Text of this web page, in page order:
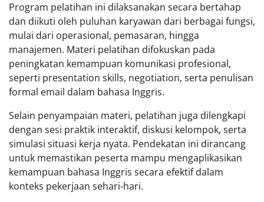
Program pelatihan ini dilaksanakan secara bertahap
dan diikuti oleh puluhan karyawan dari berbagai fungsi,
mulai dari operasional, pemasaran, hingga
manajemen. Materi pelatihan difokuskan pada
peningkatan kemampuan komunikasi profesional,
seperti presentation skills, negotiation, serta penulisan
formal email dalam bahasa Inggris.
Selain penyampaian materi, pelatihan juga dilengkapi
dengan sesi praktik interaktif, diskusi kelompok, serta
simulasi situasi kerja nyata. Pendekatan ini dirancang
untuk memastikan peserta mampu mengaplikasikan
kemampuan bahasa Inggris secara efektif dalam
konteks pekerjaan sehari-hari.